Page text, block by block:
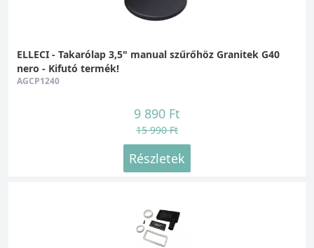
ELLECI - Takarólap 3,5" manual szűrőhöz Granitek G40
nero - Kifutó termék!
AGCP1240
9 890 Ft
15 990 Ft
Részletek